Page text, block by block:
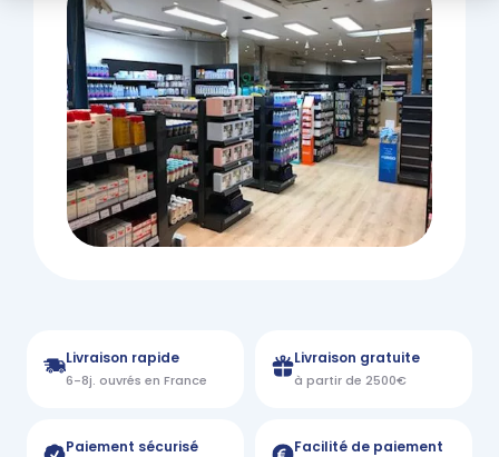
Livraison rapide
6-8j. ouvrés en France
Livraison gratuite
à partir de 2500€
Paiement sécurisé Facilité de paiement